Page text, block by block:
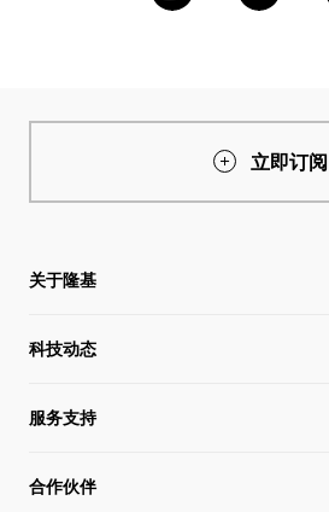
立即订阅
关于隆基
关于隆基
全球化布局
管理层信息
科技动态
硅片价格
行业动态
服务支持
下载中心
合作伙伴